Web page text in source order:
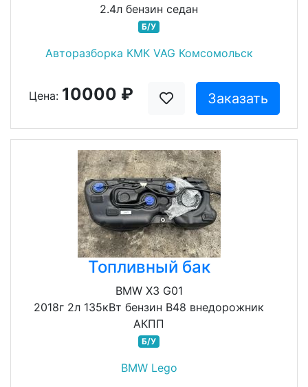
2.4л бензин седан
Б/У
Авторазборка КМК VAG Комсомольск
Цена: 10000 ₽ Заказать
Топливный бак
BMW X3 G01
2018г 2л 135кВт бензин B48 внедорожник
АКПП
Б/У
BMW Lego